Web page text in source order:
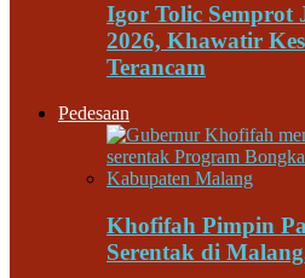
Igor Tolic Semprot
2026, Khawatir
Terancam
Pedesaan
Khofifah Pimpin
Serentak di